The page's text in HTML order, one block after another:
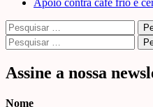
Apoio contra café frio e
Pesquisar
por:
Pesquisar
por:
Assine a nossa
Nome